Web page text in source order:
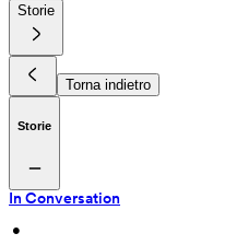
Storie
Torna indietro
Storie
In Conversation
•